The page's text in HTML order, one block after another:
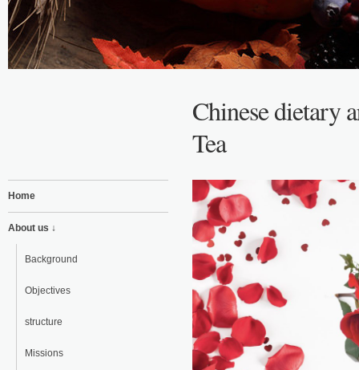
Chinese dietary
Tea
Home
About us ↓
Background
Objectives
structure
Missions